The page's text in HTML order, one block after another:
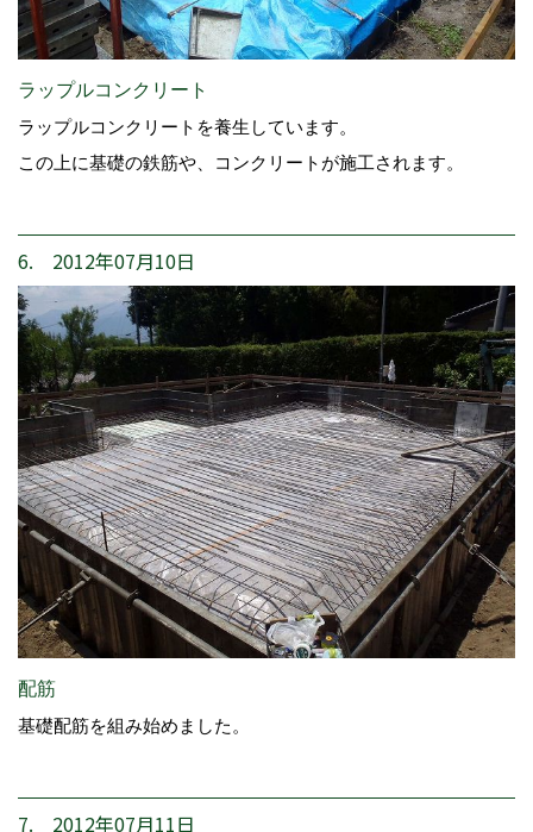
ラップルコンクリート
ラップルコンクリートを養生しています。
この上に基礎の鉄筋や、コンクリートが施工されます。
6. 2012年07月10日
配筋
基礎配筋を組み始めました。
7. 2012年07月11日